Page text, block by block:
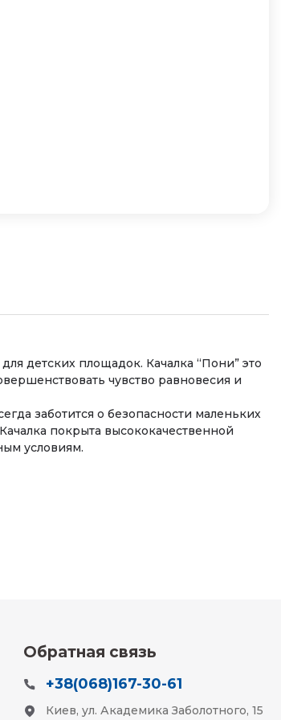
детских площадок. Качалка “Пони” это
чувство равновесия и
заботится о безопасности маленьких
покрыта высококачественной
условиям.
Обратная связь
+38(068)167-30-61
Киев, ул. Академика Заболотного, 15